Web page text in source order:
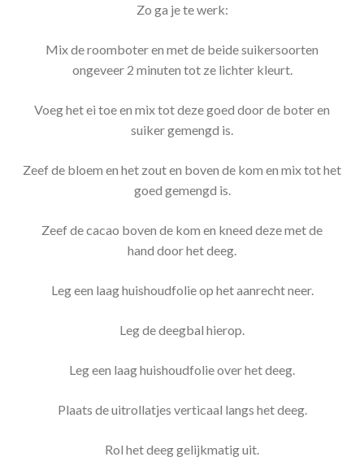
Zo ga je te werk:
Mix de roomboter en met de beide suikersoorten
ongeveer 2 minuten tot ze lichter kleurt.
Voeg het ei toe en mix tot deze goed door de boter en
suiker gemengd is.
Zeef de bloem en het zout en boven de kom en mix tot het
goed gemengd is.
Zeef de cacao boven de kom en kneed deze met de
hand door het deeg.
Leg een laag huishoudfolie op het aanrecht neer.
Leg de deegbal hierop.
Leg een laag huishoudfolie over het deeg.
Plaats de uitrollatjes verticaal langs het deeg.
Rol het deeg gelijkmatig uit.